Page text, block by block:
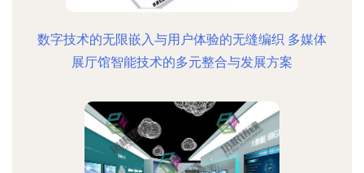
数字技术的无限嵌入与用户体验的无缝编织 多媒体
展厅馆智能技术的多元整合与发展方案